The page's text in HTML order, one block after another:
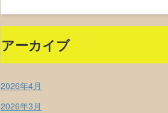
アーカイブ
2026年4月
2026年3月